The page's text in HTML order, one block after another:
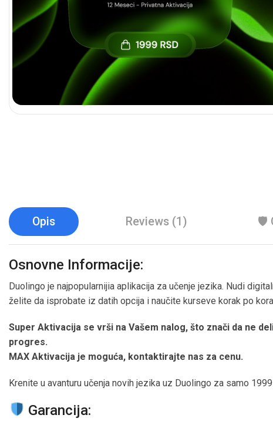
Opis Reviews (1) 🛡
Osnovne Informacije:
Duolingo je najpopularnijia aplikacija za učenje jezika. Nudi
želite da isprobate iz datih opcija i naučite kurseve korak po
Super Aktivacija se vrši na Vašem nalog, što znači da ne
progres.
MAX Aktivacija je moguća, kontaktirajte nas za cenu.
Krenite u avanturu učenja novih jezika uz Duolingo za samo
Garancija: